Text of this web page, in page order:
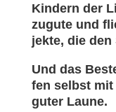
Kin­dern der
zugu­te und
jek­te, die
Und das
fen selbst mit
guter Lau­ne.